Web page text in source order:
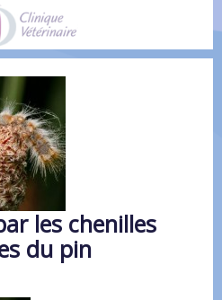
les chenilles
du pin